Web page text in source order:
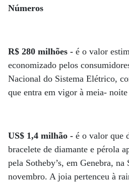
Números
R$ 280 milhões - é o valor
economizado pelos
Nacional do Sistema Elétrico,
que entra em vigor à meia-
US$ 1,4 milhão - é o valor que
bracelete de diamante e pérola
pela Sotheby’s, em Genebra, na
novembro. A joia pertenceu à